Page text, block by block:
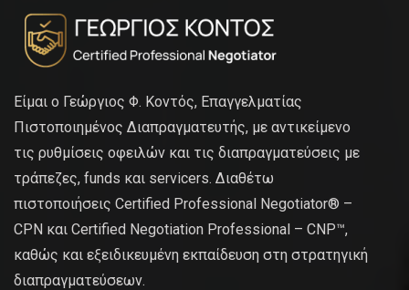
Είμαι ο Γεώργιος Φ. Κοντός, Επαγγελματίας
Πιστοποιημένος Διαπραγματευτής, με αντικείμενο
τις ρυθμίσεις οφειλών και τις διαπραγματεύσεις με
τράπεζες, funds και servicers. Διαθέτω
πιστοποιήσεις Certified Professional Negotiator® –
CPN και Certified Negotiation Professional – CNP™,
καθώς και εξειδικευμένη εκπαίδευση στη στρατηγική
διαπραγματεύσεων.